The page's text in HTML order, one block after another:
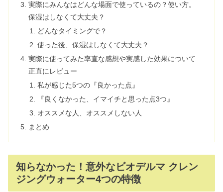
実際にみんなはどんな場面で使っているの？使い方。
保湿はしなくて大丈夫？
どんなタイミングで？
使った後、保湿はしなくて大丈夫？
実際に使ってみた率直な感想や実感した効果について
正直にレビュー
私が感じた5つの『良かった点』
『良くなかった、イマイチと思った点3つ』
オススメな人、オススメしない人
まとめ
知らなかった！意外なビオデルマ クレン
ジングウォーター4つの特徴